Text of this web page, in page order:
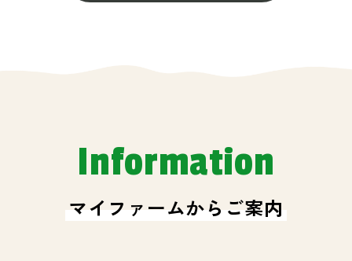
Information
マイファームからご案内